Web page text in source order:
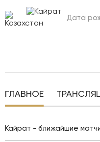
Дата
ГЛАВНОЕ
Кайрат - ближайшие